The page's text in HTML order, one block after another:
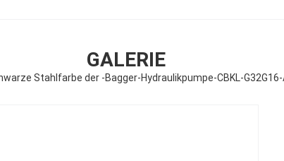
GALERIE
Stahlfarbe der -Bagger-Hydraulikpumpe-CBKL-